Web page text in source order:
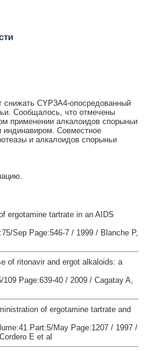
CYP3A4-опосредованный
Сообщалось, что отмечены
применении алкалоидов спорыньи
Совместное
и алкалоидов спорыньи
ergotamine tartrate in an AIDS
Sep Page:546-7 / 1999 / Blanche P,
of ritonavir and ergot alkaloids: a
Page:639-40 / 2009 / Cagatay A,
of ergotamine tartrate and
Part:5/May Page:1207 / 1997 /
E et al